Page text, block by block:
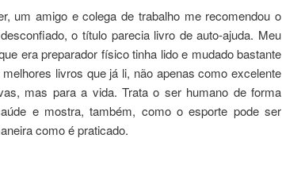
um amigo e colega de trabalho me recomendou o
o tí­tulo parecia livro de auto-ajuda. Meu
era preparador fí­sico tinha lido e mudado bastante
livros que já li, não apenas como excelente
mas para a vida. Trata o ser humano de forma
e mostra, também, como o esporte pode ser
como é praticado.